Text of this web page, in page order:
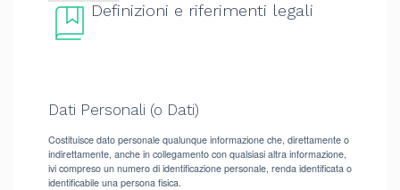
Definizioni e riferimenti legali
Dati Personali (o Dati)
Costituisce dato personale qualunque informazione che, direttamente o
indirettamente, anche in collegamento con qualsiasi altra informazione,
ivi compreso un numero di identificazione personale, renda identificata o
identificabile una persona fisica.